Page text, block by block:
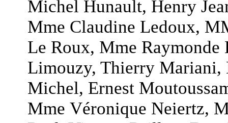
Michel Hunault, Henry
Mme Claudine Ledoux,
Le Roux, Mme Raymonde
Limouzy, Thierry Mariani,
Michel, Ernest
Mme Véronique Neiertz,